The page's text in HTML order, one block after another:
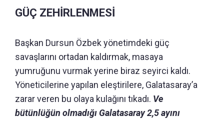
GÜÇ ZEHİRLENMESİ
Başkan Dursun Özbek yönetimdeki güç
savaşlarını ortadan kaldırmak, masaya
yumruğunu vurmak yerine biraz seyirci kaldı.
Yöneticilerine yapılan eleştirilere, Galatasaray’a
zarar veren bu olaya kulağını tıkadı. Ve
bütünlüğün olmadığı Galatasaray 2,5 ayını